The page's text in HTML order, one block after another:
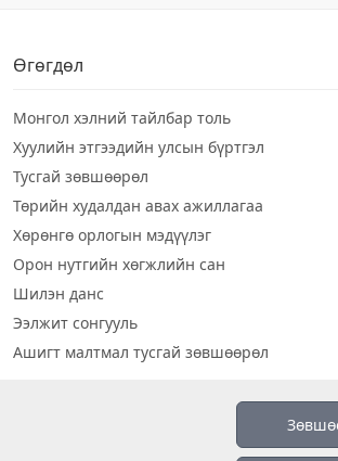
Өгөгдөл
Монгол хэлний тайлбар толь
Хуулийн этгээдийн улсын бүртгэл
Тусгай зөвшөөрөл
Төрийн худалдан авах ажиллагаа
Хөрөнгө орлогын мэдүүлэг
Орон нутгийн хөгжлийн сан
Шилэн данс
Ээлжит сонгууль
Ашигт малтмал тусгай зөвшөөрөл